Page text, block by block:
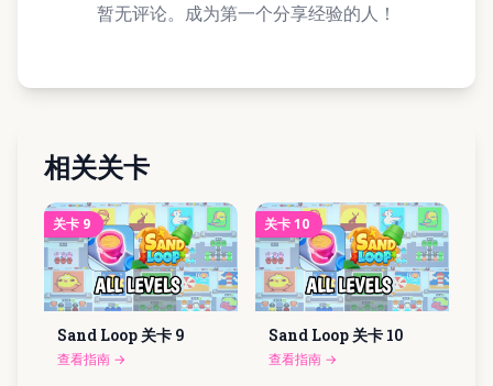
暂无评论。成为第一个分享经验的人！
相关关卡
关卡 9
Sand Loop 关卡 9
查看指南 →
关卡10
Sand Loop 关卡 10
查看指南 →